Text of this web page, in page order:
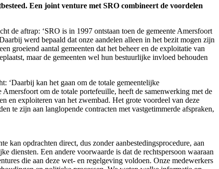
Een joint venture met SRO combineert de voordelen
de aftrap: ‘SRO is in 1997 ontstaan toen de gemeente Amersfoort
werd bepaald dat onze aandelen alleen in het bezit mogen zijn
groeiend aantal gemeenten dat het beheer en de exploitatie van
maar de gemeenten wel hun bestuurlijke invloed behouden
‘Daarbij kan het gaan om de totale gemeentelijke
om de totale portefeuille, heeft de samenwerking met de
en exploiteren van het zwembad. Het grote voordeel van deze
te zijn aan langlopende contracten met vastgetimmerde afspraken,
kan opdrachten direct, dus zonder aanbestedingsprocedure, aan
diensten. Een andere voorwaarde is dat de rechtspersoon waaraan
die aan deze wet- en regelgeving voldoen. Onze medewerkers